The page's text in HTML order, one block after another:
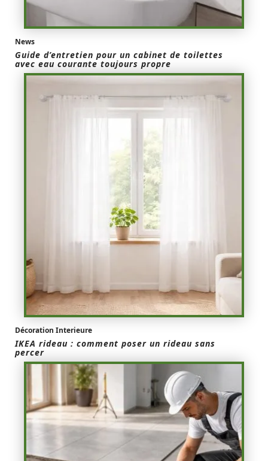
News
Guide d’entretien pour un cabinet de toilettes
avec eau courante toujours propre
Décoration Interieure
IKEA rideau : comment poser un rideau sans
percer